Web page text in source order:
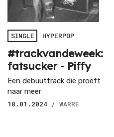
SINGLE HYPERPOP
#trackvandeweek:
fatsucker - Piffy
Een debuuttrack die proeft
naar meer
18.01.2024 / WARRE